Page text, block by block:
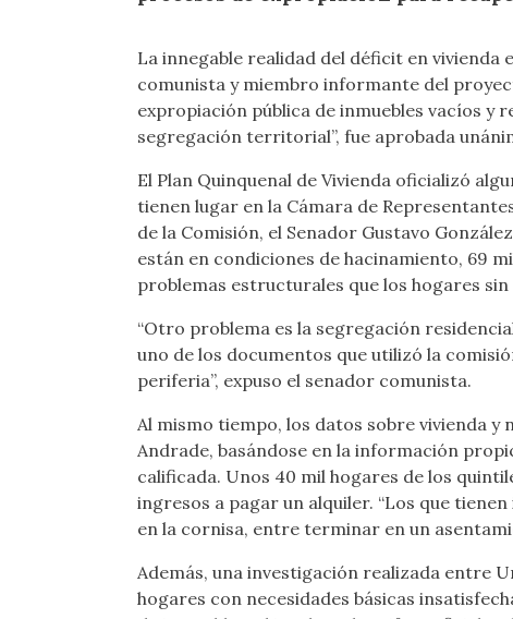
La innegable realidad del déficit en
comunista y miembro informante del
expropiación pública de inmuebles vacíos y
segregación territorial”, fue aprobada
El Plan Quinquenal de Vivienda oficializó
tienen lugar en la Cámara de
de la Comisión, el Senador Gustavo
están en condiciones de hacinamiento, 69
problemas estructurales que los hogares sin
“Otro problema es la segregación
uno de los documentos que utilizó la
periferia”, expuso el senador comunista.
Al mismo tiempo, los datos sobre vivienda y
Andrade, basándose en la información
calificada. Unos 40 mil hogares de los
ingresos a pagar un alquiler. “Los que
en la cornisa, entre terminar en un
Además, una investigación realizada entre
hogares con necesidades básicas